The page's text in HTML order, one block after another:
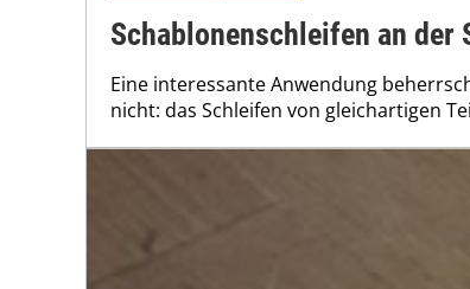
Schablonenschleifen an der
Eine interessante Anwendung
nicht: das Schleifen von gleichartigen